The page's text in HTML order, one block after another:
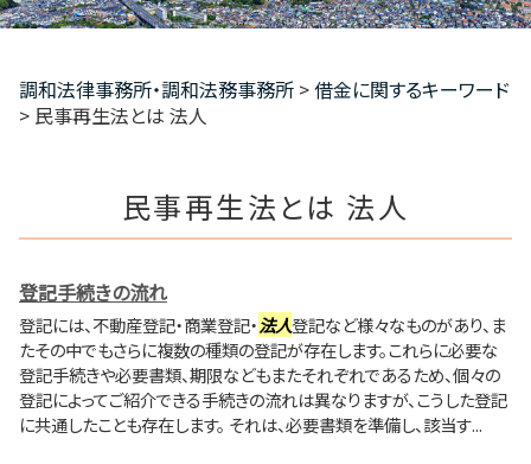
調和法律事務所・調和法務事務所 >借金に関するキーワード
> 民事再生法とは 法人
民事再生法とは 法人
登記手続きの流れ
登記には、不動産登記・商業登記・法人登記など様々なものがあり、ま
たその中でもさらに複数の種類の登記が存在します。これらに必要な
登記手続きや必要書類、期限などもまたそれぞれであるため、個々の
登記によってご紹介できる手続きの流れは異なりますが、こうした登記
に共通したことも存在します。 それは、必要書類を準備し、該当す...